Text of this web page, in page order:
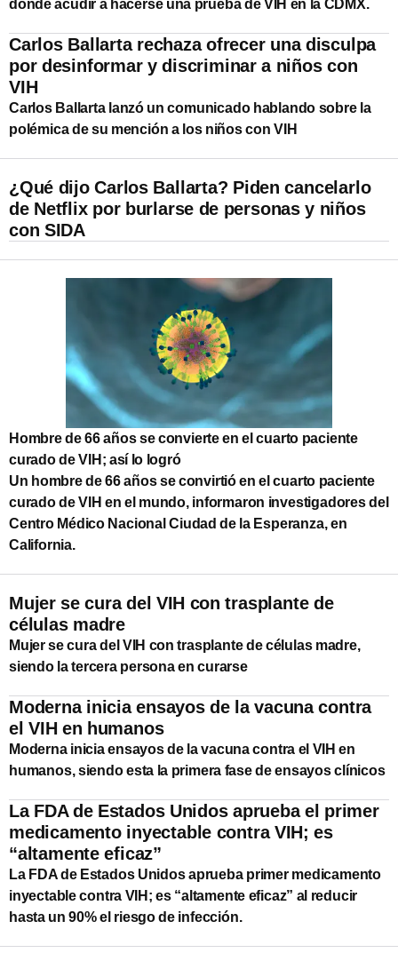
dónde acudir a hacerse una prueba de VIH en la CDMX.
Carlos Ballarta rechaza ofrecer una disculpa
por desinformar y discriminar a niños con
VIH
Carlos Ballarta lanzó un comunicado hablando sobre la
polémica de su mención a los niños con VIH
¿Qué dijo Carlos Ballarta? Piden cancelarlo
de Netflix por burlarse de personas y niños
con SIDA
Hombre de 66 años se convierte en el cuarto paciente
curado de VIH; así lo logró
Un hombre de 66 años se convirtió en el cuarto paciente
curado de VIH en el mundo, informaron investigadores del
Centro Médico Nacional Ciudad de la Esperanza, en
California.
Mujer se cura del VIH con trasplante de
células madre
Mujer se cura del VIH con trasplante de células madre,
siendo la tercera persona en curarse
Moderna inicia ensayos de la vacuna contra
el VIH en humanos
Moderna inicia ensayos de la vacuna contra el VIH en
humanos, siendo esta la primera fase de ensayos clínicos
La FDA de Estados Unidos aprueba el primer
medicamento inyectable contra VIH; es
“altamente eficaz”
La FDA de Estados Unidos aprueba primer medicamento
inyectable contra VIH; es “altamente eficaz” al reducir
hasta un 90% el riesgo de infección.